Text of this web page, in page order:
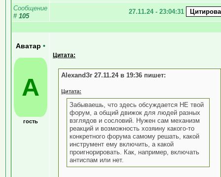
Сообщение
# 105
27.11.24 - 23:04:31
Аватар •
А
гость
Цитата:
AlexandЗr 27.11.24 в 19:36 пишет:
Цитата:
Забываешь, что здесь обсуждается НЕ твой
форум, а общий движок для людей разных
взглядов и сословий. Нужен сам механизм
реакций и возможность хозяину какого-то
конкретного форума самому решать, какой
инструмент ему включить, а какой
проигнорировать. Как, например, включать
антиспам или нет.